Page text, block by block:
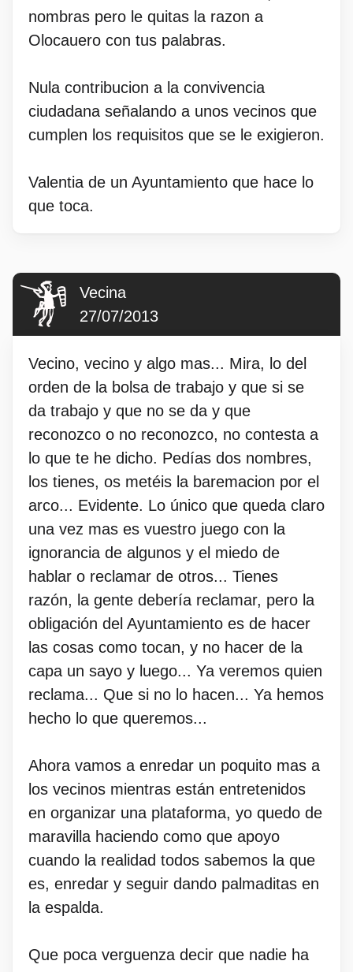
nombras pero le quitas la razon a
Olocauero con tus palabras.
Nula contribucion a la convivencia
ciudadana señalando a unos vecinos que
cumplen los requisitos que se le exigieron.
Valentia de un Ayuntamiento que hace lo
que toca.
Vecina
27/07/2013
Vecino, vecino y algo mas... Mira, lo del
orden de la bolsa de trabajo y que si se
da trabajo y que no se da y que
reconozco o no reconozco, no contesta a
lo que te he dicho. Pedías dos nombres,
los tienes, os metéis la baremacion por el
arco... Evidente. Lo único que queda claro
una vez mas es vuestro juego con la
ignorancia de algunos y el miedo de
hablar o reclamar de otros... Tienes
razón, la gente debería reclamar, pero la
obligación del Ayuntamiento es de hacer
las cosas como tocan, y no hacer de la
capa un sayo y luego... Ya veremos quien
reclama... Que si no lo hacen... Ya hemos
hecho lo que queremos...
Ahora vamos a enredar un poquito mas a
los vecinos mientras están entretenidos
en organizar una plataforma, yo quedo de
maravilla haciendo como que apoyo
cuando la realidad todos sabemos la que
es, enredar y seguir dando palmaditas en
la espalda.
Que poca verguenza decir que nadie ha